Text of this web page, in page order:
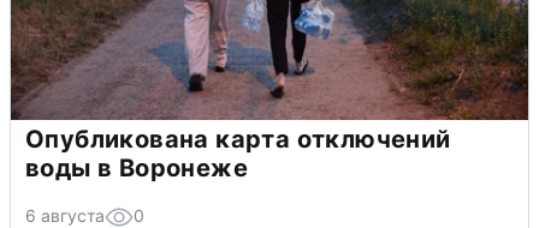
Опубликована карта отключений
воды в Воронеже
6 августа 0